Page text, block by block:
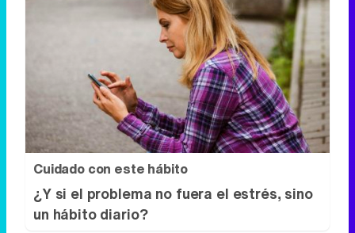
Cuidado con este hábito
¿Y si el problema no fuera el estrés, sino
un hábito diario?